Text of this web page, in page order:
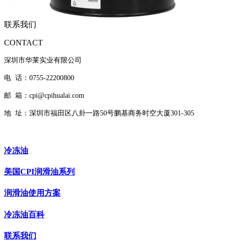
联系我们
CONTACT
深圳市华莱实业有限公司
电 话：0755-22200800
邮 箱：cpi@cpihualai.com
地 址： 深圳市福田区八卦一路50号鹏基商务时空大厦301-305
冷冻油
美国CPI润滑油系列
润滑油使用方案
冷冻油百科
联系我们